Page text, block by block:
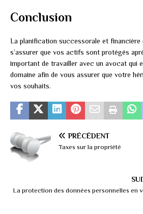
Conclusion
La planification successorale et financière
s’assurer que vos actifs sont protégés
important de travailler avec un avocat qui
domaine afin de vous assurer que votre
vos souhaits.
PRÉCÉDENT
Taxes sur la propriété
La protection des données personnelles en